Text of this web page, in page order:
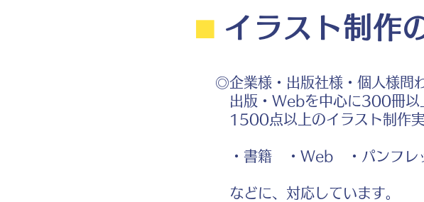
⬛︎ イラスト制作
◎企業様・出版社様・個人様問
出版・Webを中心に300冊以
1500点以上のイラスト制作実
・書籍 ・Web ・パンフ
などに、対応しています。